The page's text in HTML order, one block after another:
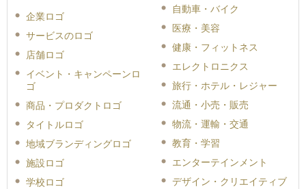
企業ロゴ
サービスのロゴ
店舗ロゴ
イベント・キャンペーンロ
ゴ
商品・プロダクトロゴ
タイトルロゴ
地域ブランディングロゴ
施設ロゴ
学校ロゴ
自動車・バイク
医療・美容
健康・フィットネス
エレクトロニクス
旅行・ホテル・レジャー
流通・小売・販売
物流・運輸・交通
教育・学習
エンターテインメント
デザイン・クリエイティブ